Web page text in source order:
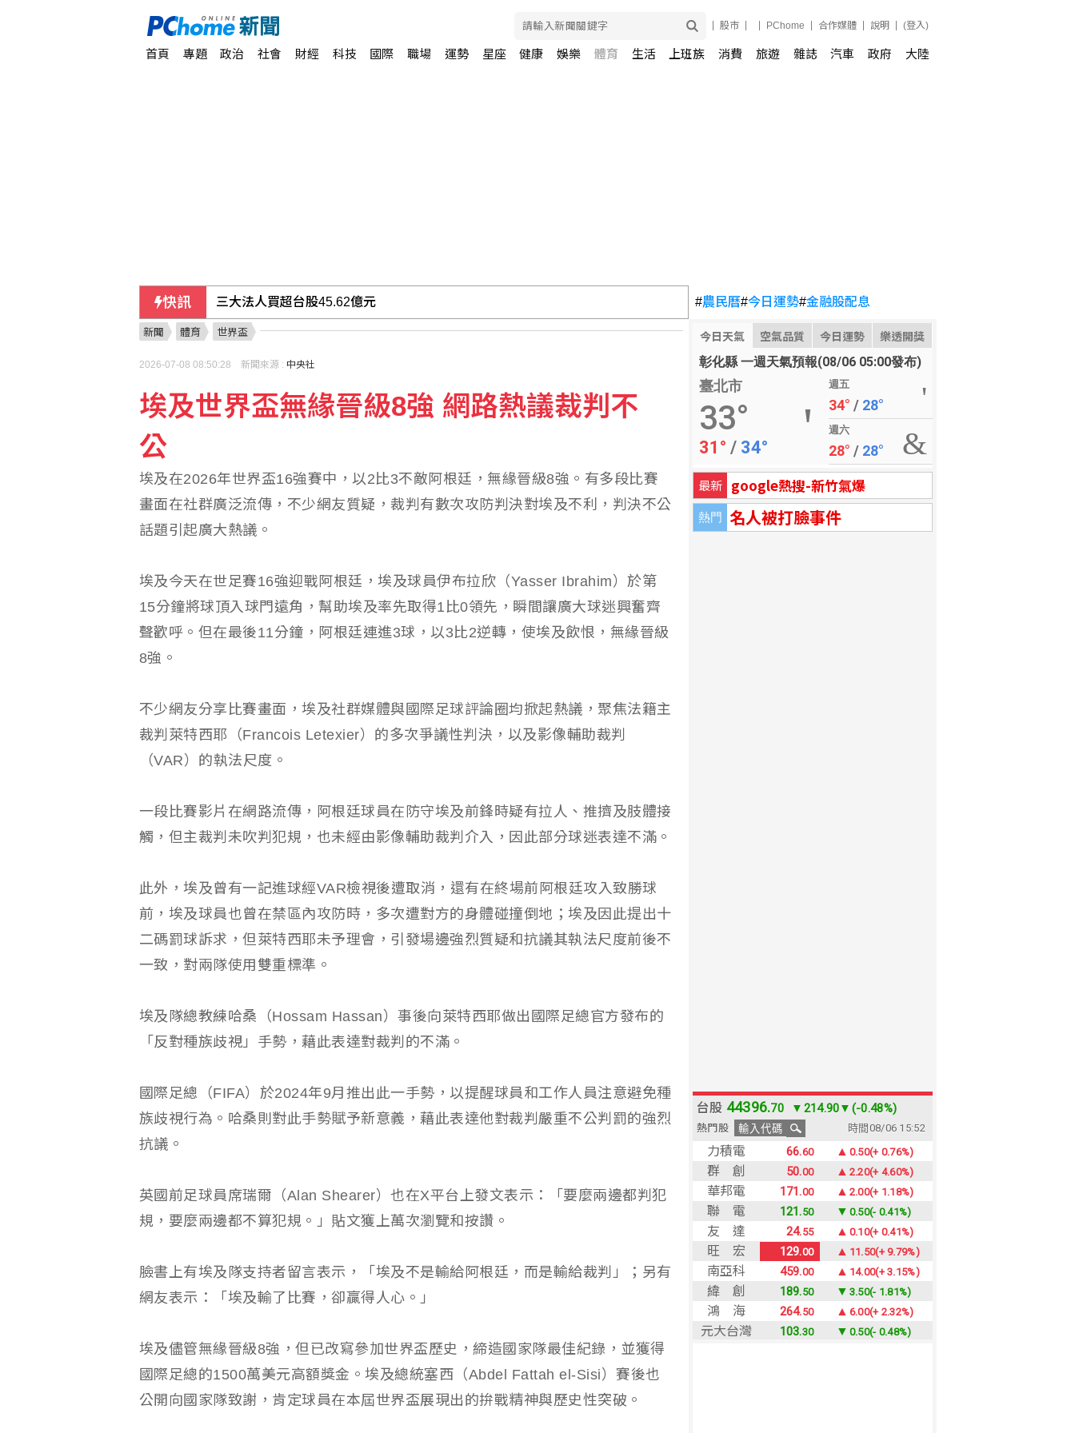
股市 PChome 合作媒體 說明 (登入)
首頁 專題 政治 社會 財經 科技 國際 職場 運勢 星座 健康 娛樂 體育 生活 上班族 消費 旅遊 雜誌 汽車 政府 大陸
快訊 三大法人買超台股45.62億元
漢光42》宜蘭部隊夜間急馳西部 第一視角曝
#農民曆#今日運勢#金融股配息
今日天氣 空氣品質 今日運勢 樂透開獎
彰化縣 一週天氣預報(08/06 05:00發布)
臺北市
33°
31° / 34°
週五
34° / 28°
週六
28° / 28°
最新 google熱搜-新竹氣爆
熱門 名人被打臉事件
新聞 體育 世界盃
2026-07-08 08:50:28 新聞來源 : 中央社
埃及世界盃無緣晉級8強 網路熱議裁判不
公
埃及在2026年世界盃16強賽中，以2比3不敵阿根廷，無緣晉級8強。有多段比賽
畫面在社群廣泛流傳，不少網友質疑，裁判有數次攻防判決對埃及不利，判決不公
話題引起廣大熱議。
埃及今天在世足賽16強迎戰阿根廷，埃及球員伊布拉欣（Yasser Ibrahim）於第
15分鐘將球頂入球門遠角，幫助埃及率先取得1比0領先，瞬間讓廣大球迷興奮齊
聲歡呼。但在最後11分鐘，阿根廷連進3球，以3比2逆轉，使埃及飲恨，無緣晉級
8強。
不少網友分享比賽畫面，埃及社群媒體與國際足球評論圈均掀起熱議，聚焦法籍主
裁判萊特西耶（Francois Letexier）的多次爭議性判決，以及影像輔助裁判
（VAR）的執法尺度。
一段比賽影片在網路流傳，阿根廷球員在防守埃及前鋒時疑有拉人、推擠及肢體接
觸，但主裁判未吹判犯規，也未經由影像輔助裁判介入，因此部分球迷表達不滿。
此外，埃及曾有一記進球經VAR檢視後遭取消，還有在終場前阿根廷攻入致勝球
前，埃及球員也曾在禁區內攻防時，多次遭對方的身體碰撞倒地；埃及因此提出十
二碼罰球訴求，但萊特西耶未予理會，引發場邊強烈質疑和抗議其執法尺度前後不
一致，對兩隊使用雙重標準。
埃及隊總教練哈桑（Hossam Hassan）事後向萊特西耶做出國際足總官方發布的
「反對種族歧視」手勢，藉此表達對裁判的不滿。
國際足總（FIFA）於2024年9月推出此一手勢，以提醒球員和工作人員注意避免種
族歧視行為。哈桑則對此手勢賦予新意義，藉此表達他對裁判嚴重不公判罰的強烈
抗議。
英國前足球員席瑞爾（Alan Shearer）也在X平台上發文表示：「要麼兩邊都判犯
規，要麼兩邊都不算犯規。」貼文獲上萬次瀏覽和按讚。
臉書上有埃及隊支持者留言表示，「埃及不是輸給阿根廷，而是輸給裁判」；另有
網友表示：「埃及輸了比賽，卻贏得人心。」
埃及儘管無緣晉級8強，但已改寫參加世界盃歷史，締造國家隊最佳紀錄，並獲得
國際足總的1500萬美元高額獎金。埃及總統塞西（Abdel Fattah el-Sisi）賽後也
公開向國家隊致謝，肯定球員在本屆世界盃展現出的拚戰精神與歷史性突破。